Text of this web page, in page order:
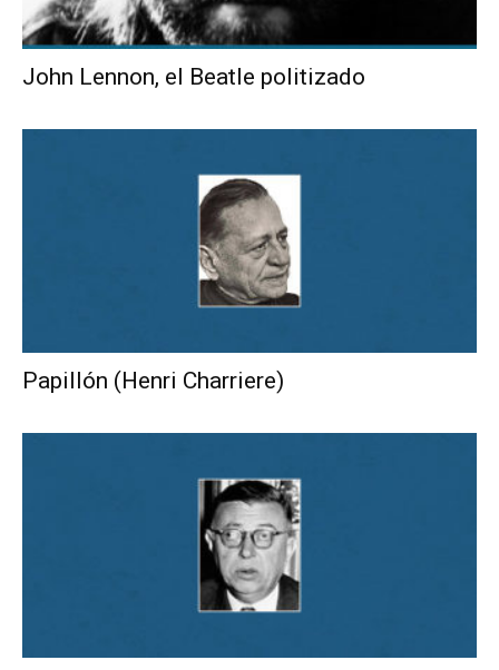
John Lennon, el Beatle politizado
Papillón (Henri Charriere)